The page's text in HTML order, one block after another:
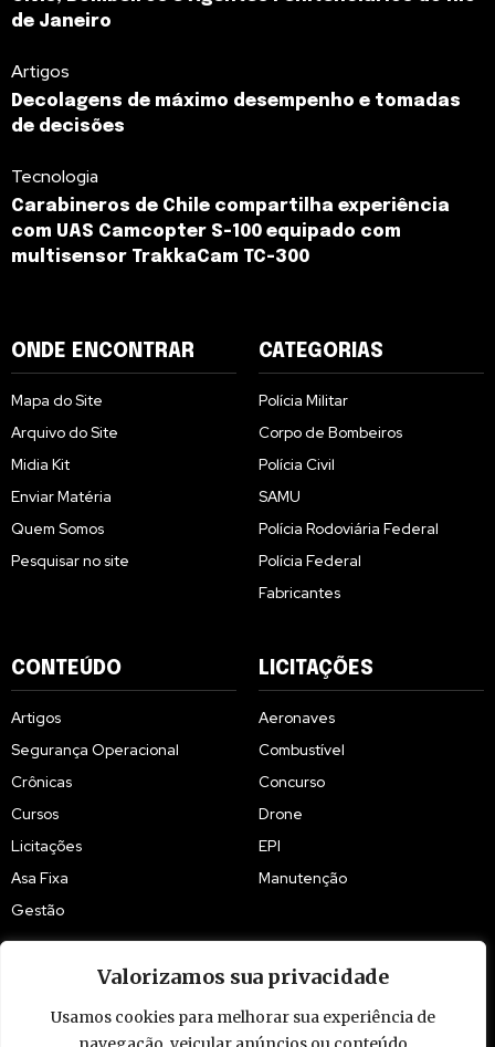
Valorizamos sua privacidade
Usamos cookies para melhorar sua experiência de
de Janeiro
Artigos
Decolagens de máximo desempenho e tomadas
de decisões
Tecnologia
Carabineros de Chile compartilha experiência
com UAS Camcopter S-100 equipado com
multisensor TrakkaCam TC-300
ONDE ENCONTRAR
Mapa do Site
Arquivo do Site
Midia Kit
Enviar Matéria
Quem Somos
Pesquisar no site
CATEGORIAS
Polícia Militar
Corpo de Bombeiros
Polícia Civil
SAMU
Polícia Rodoviária Federal
Polícia Federal
Fabricantes
CONTEÚDO
Artigos
Segurança Operacional
Crônicas
Cursos
Licitações
Asa Fixa
Gestão
LICITAÇÕES
Aeronaves
Combustível
Concurso
Drone
EPI
Manutenção
© 2009 - 2026 Piloto Policial. Todos os direitos reservados. Brasil.